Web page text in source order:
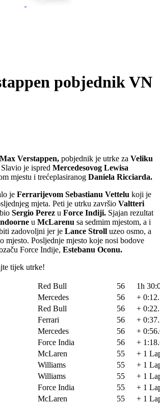
pobjednik VN
Max Verstappen, pobjednik je utrke za Veliku
Slavio je ispred Mercedesovog Lewisa
mjestu i trećeplasiranog Daniela Ricciarda.
je Ferrarijevom Sebastianu Vettelu koji je
mjeta. Peti je utrku završio Valtteri
Sergio Perez u Force Indiji. Sjajan rezultat
u McLarenu sa sedmim mjestom, a i
zadovoljni jer je Lance Stroll uzeo osmo, a
mjesto. Posljednje mjesto koje nosi bodove
Force Indije, Estebanu Oconu.
tijek utrke!
Red Bull 56
1h
Mercedes 56
+
Red Bull 56
+
Ferrari 56
+
Mercedes 56
+
Force India 56
+
McLaren 55
+ 1
Williams 55
+ 1
Williams 55
+ 1
Force India 55
+ 1
McLaren 55
+ 1